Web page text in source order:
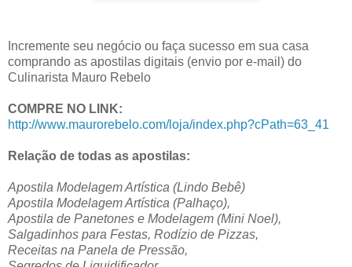
Incremente seu negócio ou faça sucesso em sua casa
comprando as apostilas digitais (envio por e-mail) do
Culinarista Mauro Rebelo
COMPRE NO LINK:
http://www.maurorebelo.com/loja/index.php?cPath=63_41
Relação de todas as apostilas:
Apostila Modelagem Artística (Lindo Bebê)
Apostila Modelagem Artística (Palhaço),
Apostila de Panetones e Modelagem (Mini Noel),
Salgadinhos para Festas, Rodízio de Pizzas,
Receitas na Panela de Pressão,